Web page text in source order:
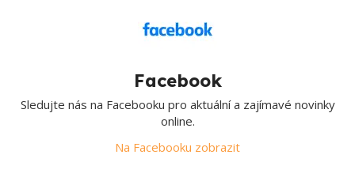
Facebook
Sledujte nás na Facebooku pro aktuální a zajímavé novinky
online.
Na Facebooku zobrazit